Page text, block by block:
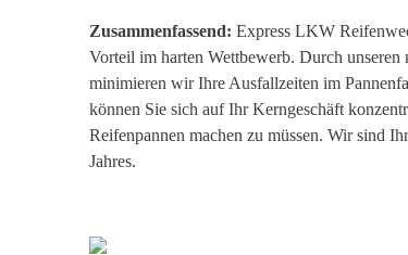
Zusammenfassend: Express LKW
Vorteil im harten Wettbewerb. Durch
minimieren wir Ihre Ausfallzeiten im
können Sie sich auf Ihr Kerngeschäft
Reifenpannen machen zu müssen. Wir sind
Jahres.